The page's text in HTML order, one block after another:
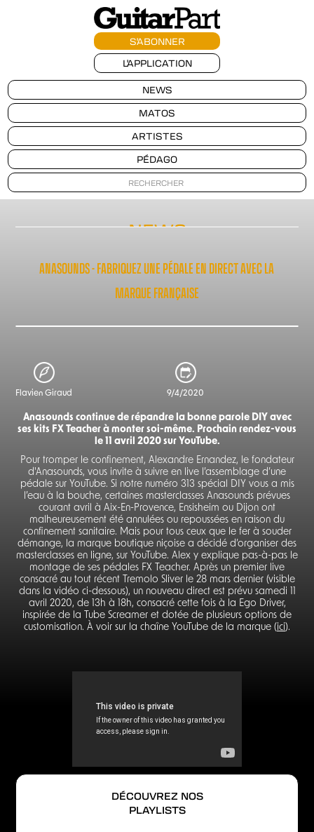
S'ABONNER
L'APPLICATION
NEWS
MATOS
ARTISTES
PÉDAGO
NEWS
ANASOUNDS - FABRIQUEZ UNE PÉDALE EN DIRECT AVEC LA
MARQUE FRANÇAISE
Flavien Giraud 9/4/2020
Anasounds continue de répandre la bonne parole DIY avec
ses kits FX Teacher à monter soi-même. Prochain rendez-vous
le 11 avril 2020 sur YouTube.
Pour tromper le confinement, Alexandre Ernandez, le fondateur
d'Anasounds, vous invite à suivre en live l’assemblage d’une
pédale sur YouTube. Si notre numéro 313 spécial DIY vous a mis
l’eau à la bouche, certaines masterclasses Anasounds prévues
courant avril à Aix-En-Provence, Ensisheim ou Dijon ont
malheureusement été annulées ou repoussées en raison du
confinement sanitaire. Mais pour tous ceux que le fer à souder
démange, la marque boutique niçoise a décidé d’organiser des
masterclasses en ligne, sur YouTube. Alex y explique pas-à-pas le
montage de ses pédales FX Teacher. Après un premier live
consacré au tout récent Tremolo Sliver le 28 mars dernier (visible
dans la vidéo ci-dessous), un nouveau direct est prévu samedi 11
avril 2020, de 13h à 18h, consacré cette fois à la Ego Driver,
inspirée de la Tube Screamer et dotée de plusieurs options de
customisation. À voir sur la chaîne YouTube de la marque (ici).
DÉCOUVREZ NOS
PLAYLISTS